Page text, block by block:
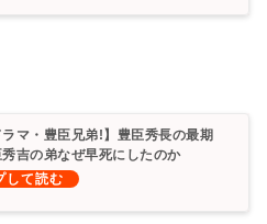
ラマ・豊臣兄弟!】豊臣秀長の最期
吉の弟なぜ早死にしたのか